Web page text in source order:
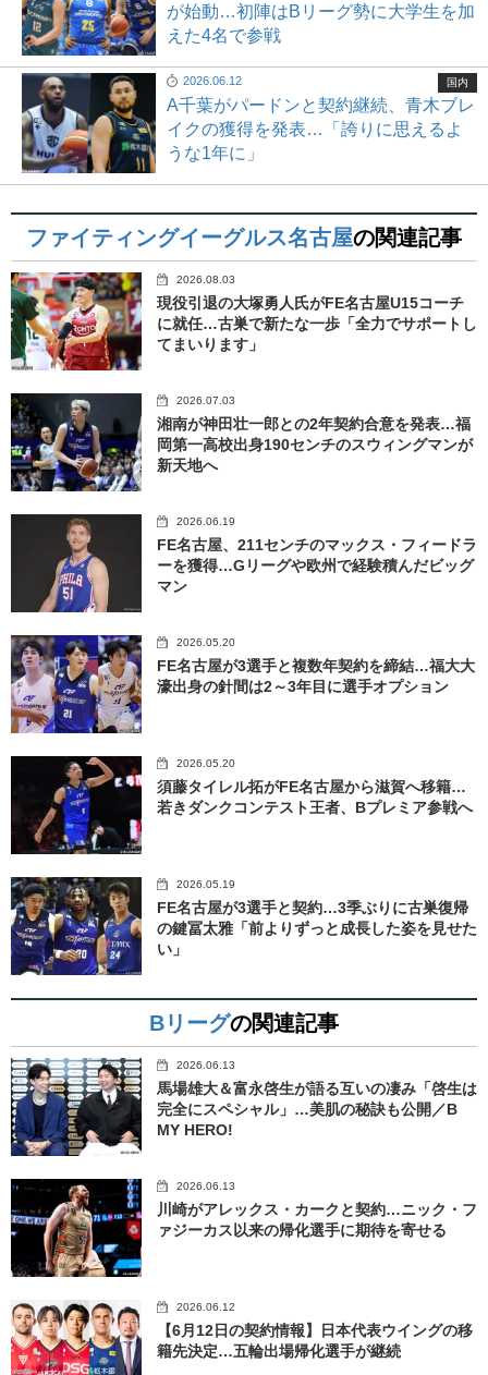
が始動…初陣はBリーグ勢に大学生を加
えた4名で参戦
2026.06.12
A千葉がパードンと契約継続、青木ブレ
イクの獲得を発表…「誇りに思えるよ
うな1年に」
国内
ファイティングイーグルス名古屋の関連記事
2026.08.03
現役引退の大塚勇人氏がFE名古屋U15コーチ
に就任…古巣で新たな一歩「全力でサポートし
てまいります」
2026.07.03
湘南が神田壮一郎との2年契約合意を発表…福
岡第一高校出身190センチのスウィングマンが
新天地へ
2026.06.19
FE名古屋、211センチのマックス・フィードラ
ーを獲得…Gリーグや欧州で経験積んだビッグ
マン
2026.05.20
FE名古屋が3選手と複数年契約を締結…福大大
濠出身の針間は2～3年目に選手オプション
2026.05.20
須藤タイレル拓がFE名古屋から滋賀へ移籍…
若きダンクコンテスト王者、Bプレミア参戦へ
2026.05.19
FE名古屋が3選手と契約…3季ぶりに古巣復帰
の鍵冨太雅「前よりずっと成長した姿を見せた
い」
Bリーグの関連記事
2026.06.13
馬場雄大＆富永啓生が語る互いの凄み「啓生は
完全にスペシャル」…美肌の秘訣も公開／B
MY HERO!
2026.06.13
川崎がアレックス・カークと契約…ニック・フ
ァジーカス以来の帰化選手に期待を寄せる
2026.06.12
【6月12日の契約情報】日本代表ウイングの移
籍先決定…五輪出場帰化選手が継続